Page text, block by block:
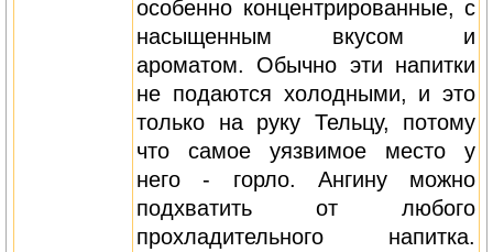
особенно концентрированные, с
насыщенным вкусом и
ароматом. Обычно эти напитки
не подаются холодными, и это
только на руку Тельцу, потому
что самое уязвимое место у
него - горло. Ангину можно
подхватить от любого
прохладительного напитка.